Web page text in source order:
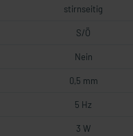
stirnseitig
S/Ö
Nein
0,5 mm
5 Hz
3 W